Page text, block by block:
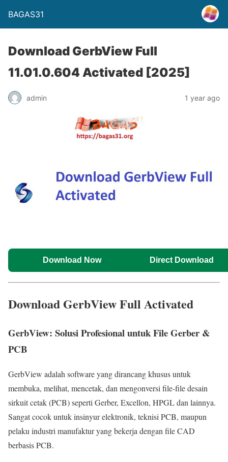
BAGAS31
Download GerbView Full
11.01.0.604 Activated [2025]
admin 1 year ago
Download Now Direct Download
Download GerbView Full Activated
GerbView: Solusi Profesional untuk File Gerber &
PCB
GerbView adalah software yang dirancang khusus untuk
membuka, melihat, mencetak, dan mengonversi file-file desain
sirkuit cetak (PCB) seperti Gerber, Excellon, HPGL dan lainnya.
Sangat cocok untuk insinyur elektronik, teknisi PCB, maupun
pelaku industri manufaktur yang bekerja dengan file CAD
berbasis PCB.